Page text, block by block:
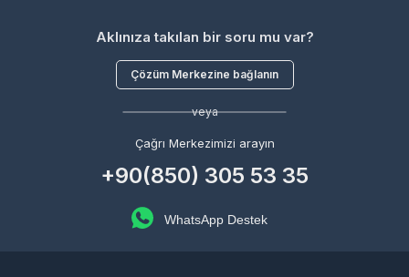
Aklınıza takılan bir soru mu var?
Çözüm Merkezine bağlanın
veya
Çağrı Merkezimizi arayın
+90(850) 305 53 35
WhatsApp Destek